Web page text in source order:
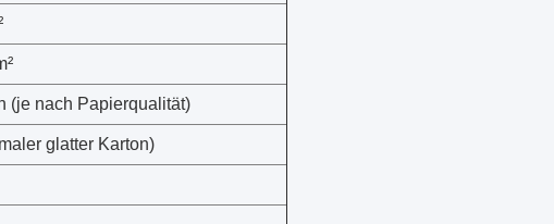
(je nach Papierqualität)
glatter Karton)